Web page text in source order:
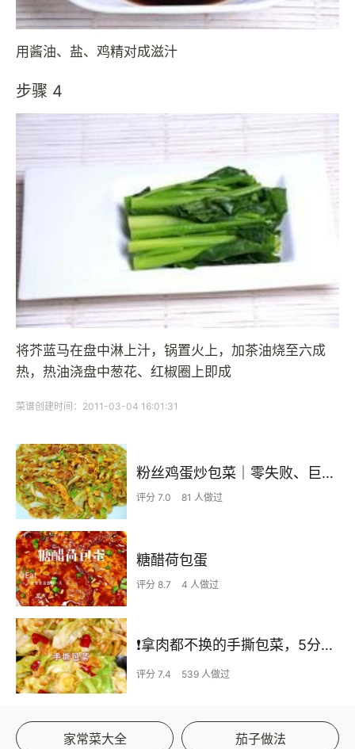
用酱油、盐、鸡精对成滋汁
步骤 4
将芥蓝马在盘中淋上汁，锅置火上，加茶油烧至六成
热，热油浇盘中葱花、红椒圈上即成
菜谱创建时间：2011-03-04 16:01:31
粉丝鸡蛋炒包菜｜零失败、巨下饭
评分 7.0 81 人做过
糖醋荷包蛋
评分 8.7 4 人做过
❗拿肉都不换的手撕包菜，5分钟快手家常菜🔥
评分 7.4 539 人做过
家常菜大全 茄子做法